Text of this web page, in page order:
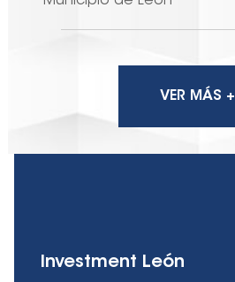
VER MÁS +
Investment León